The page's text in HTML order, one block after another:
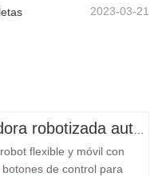
2023-03-21
flexible y móvil con
de control para